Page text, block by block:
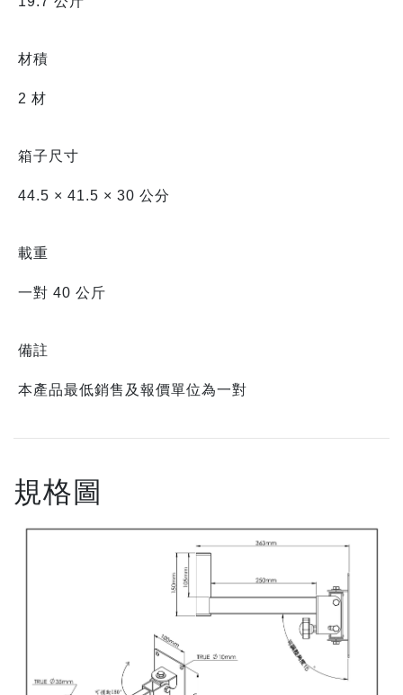
材積
2 材
箱子尺寸
44.5 × 41.5 × 30 公分
載重
一對 40 公斤
備註
本產品最低銷售及報價單位為一對
規格圖